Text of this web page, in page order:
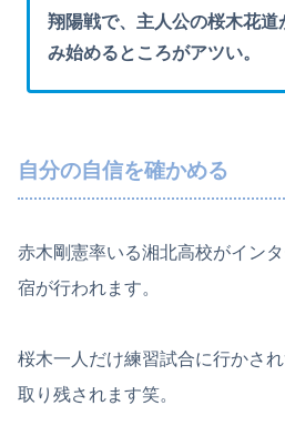
翔陽戦で、主人公の桜木花
み始めるところがアツい。
自分の自信を確かめる
赤木剛憲率いる湘北高校がイン
宿が行われます。
桜木一人だけ練習試合に行かさ
取り残されます笑。